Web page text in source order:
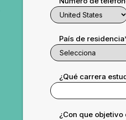
País de residencia
¿Qué carrera
¿Con que